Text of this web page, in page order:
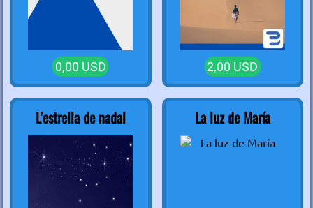
0,00 USD 2,00 USD
L'estrella de nadal La luz de María